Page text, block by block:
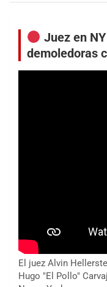
Juez en
demoledoras
El juez Alvin
Hugo "El Pollo"